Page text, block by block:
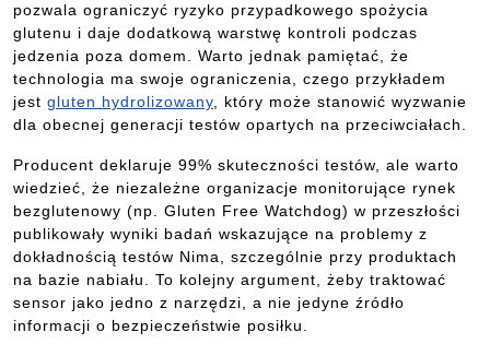
pozwala ograniczyć ryzyko przypadkowego spożycia
glutenu i daje dodatkową warstwę kontroli podczas
jedzenia poza domem. Warto jednak pamiętać, że
technologia ma swoje ograniczenia, czego przykładem
jest gluten hydrolizowany , który może stanowić wyzwanie
dla obecnej generacji testów opartych na przeciwciałach.
Producent deklaruje 99% skuteczności testów, ale warto
wiedzieć, że niezależne organizacje monitorujące rynek
bezglutenowy (np. Gluten Free Watchdog) w przeszłości
publikowały wyniki badań wskazujące na problemy z
dokładnością testów Nima, szczególnie przy produktach
na bazie nabiału. To kolejny argument, żeby traktować
sensor jako jedno z narzędzi, a nie jedyne źródło
informacji o bezpieczeństwie posiłku.